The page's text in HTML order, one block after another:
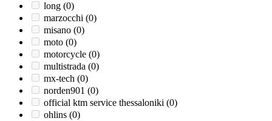
long (0)
marzocchi (0)
misano (0)
moto (0)
motorcycle (0)
multistrada (0)
mx-tech (0)
norden901 (0)
official ktm service thessaloniki (0)
ohlins (0)